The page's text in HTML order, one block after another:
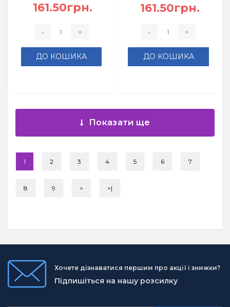
161.50грн.
- +
ДО КОШИКА
161.50грн.
- +
ДО КОШИКА
Показати ще
1 2 3 4 5 6 7
8 9 > >|
Хочете дізнаватися першим про акції і знижки?
Підпишіться на нашу розсилку